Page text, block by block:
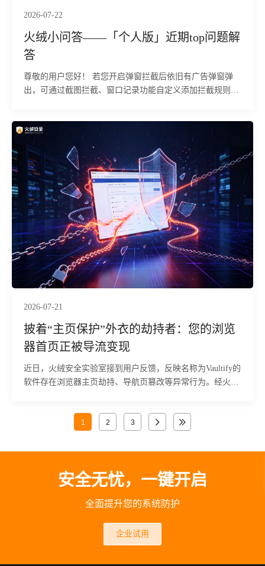
2026-07-22
火绒小问答——「个人版」近期top问题解
答
尊敬的用户您好！ 若您开启弹窗拦截后依旧有广告弹窗弹
出，可通过截图拦截、窗口记录功能自定义添加拦截规则，
2026-07-21
披着“主页保护”外衣的劫持者：您的浏览
器首页正被导流变现
近日，火绒安全实验室接到用户反馈，反映名称为Vaultify的
软件存在浏览器主页劫持、导航页篡改等异常行为。经火绒
接关闭界面后，软件会在系统中注册多个组件，并将相关
或任务栏启动浏览器时，软件会拦截浏览器启动流程，将浏
实现对该行为的拦截与查杀。
1 2 3
安全无忧，一键开启
全面提升您的系统防护
企业试用